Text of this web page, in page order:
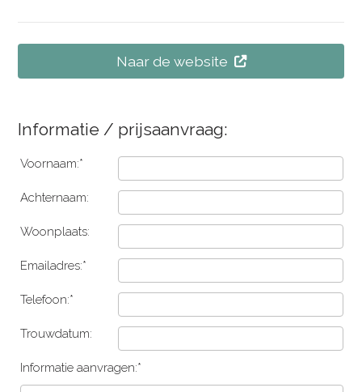
Naar de website
Informatie / prijsaanvraag:
Voornaam:*
Achternaam:
Woonplaats:
Emailadres:*
Telefoon:*
Trouwdatum:
Informatie aanvragen:*